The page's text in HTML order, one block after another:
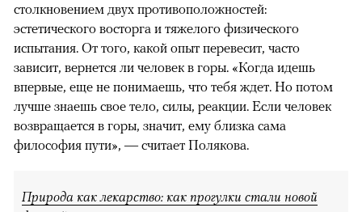
столкновением двух противоположностей:
эстетического восторга и тяжелого физического
испытания. От того, какой опыт перевесит, часто
зависит, вернется ли человек в горы. «Когда идешь
впервые, еще не понимаешь, что тебя ждет. Но потом
лучше знаешь свое тело, силы, реакции. Если человек
возвращается в горы, значит, ему близка сама
философия пути», — считает Полякова.
Природа как лекарство: как прогулки стали новой